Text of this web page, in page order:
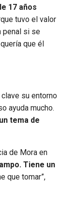
17 años
tuvo el valor
penal si se
que él
su entorno
ayuda mucho.
tema de
de Mora en
Tiene un
que tomar”,